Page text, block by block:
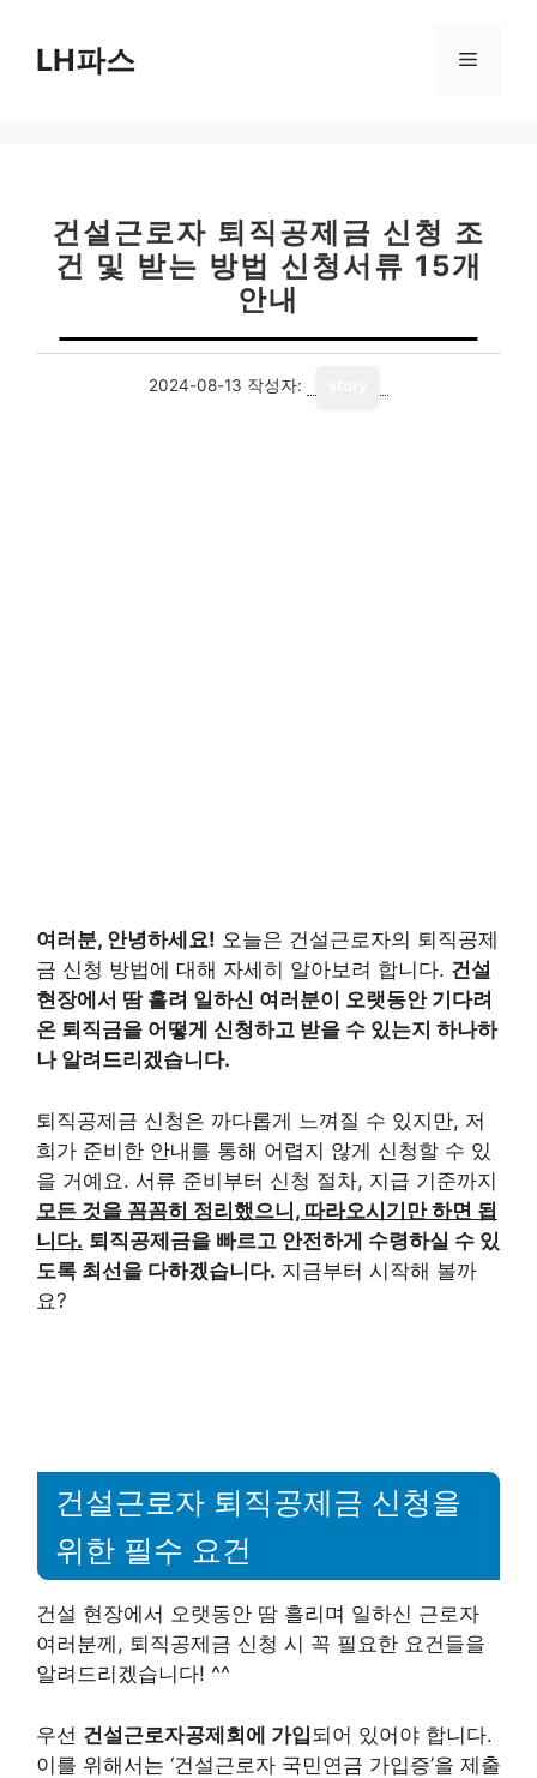
LH파스 메
건설근로자 퇴직공제금 신청 조
건 및 받는 방법 신청서류 15개
안내
2024-08-13 작성자:
여러분, 안녕하세요! 오늘은 건설근로자의 퇴직공제
금 신청 방법에 대해 자세히 알아보려 합니다. 건설
현장에서 땀 흘려 일하신 여러분이 오랫동안 기다려
온 퇴직금을 어떻게 신청하고 받을 수 있는지 하나하
나 알려드리겠습니다.
퇴직공제금 신청은 까다롭게 느껴질 수 있지만, 저
희가 준비한 안내를 통해 어렵지 않게 신청할 수 있
을 거예요. 서류 준비부터 신청 절차, 지급 기준까지
모든 것을 꼼꼼히 정리했으니, 따라오시기만 하면 됩
니다. 퇴직공제금을 빠르고 안전하게 수령하실 수 있
도록 최선을 다하겠습니다. 지금부터 시작해 볼까
요?
건설근로자 퇴직공제금 신청을
위한 필수 요건
건설 현장에서 오랫동안 땀 흘리며 일하신 근로자
여러분께, 퇴직공제금 신청 시 꼭 필요한 요건들을
알려드리겠습니다! ^^
우선 건설근로자공제회에 가입되어 있어야 합니다.
이를 위해서는 ‘건설근로자 국민연금 가입증’을 제출